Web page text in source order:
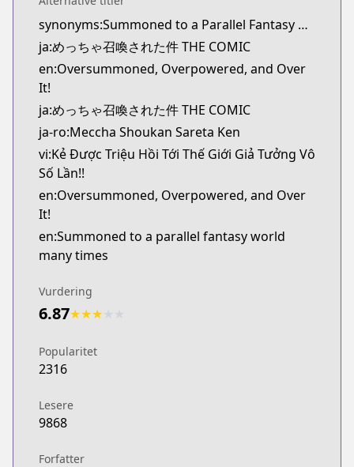
Kitsu
https://kitsu.app/manga/57931
CDJapan
CDJapan
MangaUpdates
MangaUpdates
novelUpdates
novelUpdates
https://www.novelupdates.com/series/i-was-
Book☆Walker
https://bookwalker.jp/series/275215/list
Official English
https://j-novel.club/series/oversummoned-
synonyms:Summoned to a Parallel Fantasy World Many Times
ja:めっちゃ召喚された件 THE COMIC
en:Oversummoned, Overpowered, and Over
It!
ja:めっちゃ召喚された件 THE COMIC
ja-ro:Meccha Shoukan Sareta Ken
vi:Kẻ Được Triệu Hồi Tới Thế Giới Giả Tưởng Vô
Số Lần!!
en:Oversummoned, Overpowered, and Over
It!
en:Summoned to a parallel fantasy world
many times
Vurdering
6.87★★★
Popularitet
2316
Lesere
9868
Forfatter